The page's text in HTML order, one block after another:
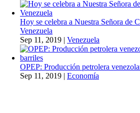
Hoy se celebra a Nuestra Señora de
Venezuela
Sep 11, 2019 | Venezuela
OPEP: Producción petrolera
Sep 11, 2019 | Economía